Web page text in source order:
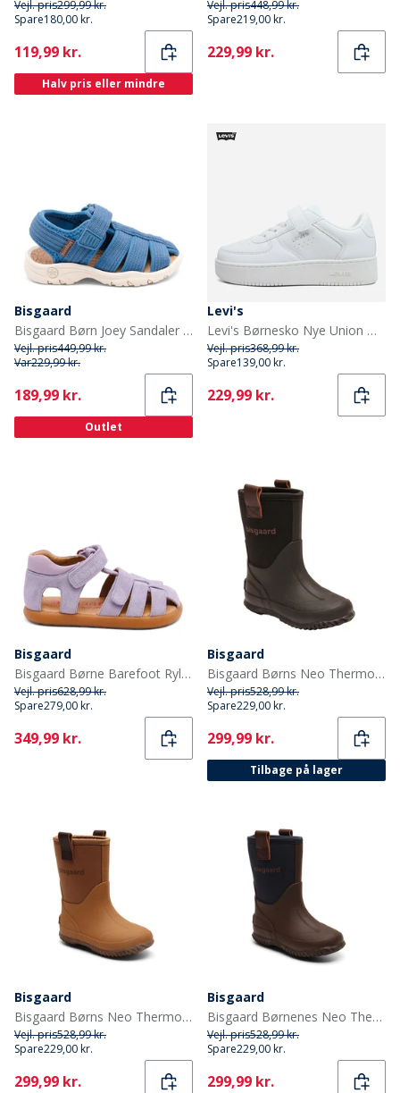
Vejl. pris299,99 kr.
Spare180,00 kr.
Current
119,99 kr.
Halv pris eller mindre
Vejl. pris448,99 kr.
Spare219,00 kr.
Current
229,99 kr.
Bisgaard
Bisgaard Børn Joey Sandaler Blå
Vejl. pris449,99 kr.
Var229,99 kr.
Current
189,99 kr.
Outlet
Levi's
Levi's Børnesko Nye Union Markante Sneakers White 0061
Vejl. pris368,99 kr.
Spare139,00 kr.
Current
229,99 kr.
Bisgaard
Bisgaard Børne Barefoot Ryle Sandaler Violet
Vejl. pris628,99 kr.
Spare279,00 kr.
Current
349,99 kr.
Bisgaard
Bisgaard Børns Neo Thermo Gummistøvler Sort
Vejl. pris528,99 kr.
Spare229,00 kr.
Current
299,99 kr.
Tilbage på lager
Bisgaard
Bisgaard Børns Neo Thermo Gummistøvler Kamel
Vejl. pris528,99 kr.
Spare229,00 kr.
Current
299,99 kr.
Bisgaard
Bisgaard Børnenes Neo Thermo Gummistøvler Blå
Vejl. pris528,99 kr.
Spare229,00 kr.
Current
299,99 kr.